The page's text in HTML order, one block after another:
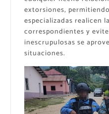
extorsiones,
especializadas realicen
correspondientes y
inescrupulosas se
situaciones.